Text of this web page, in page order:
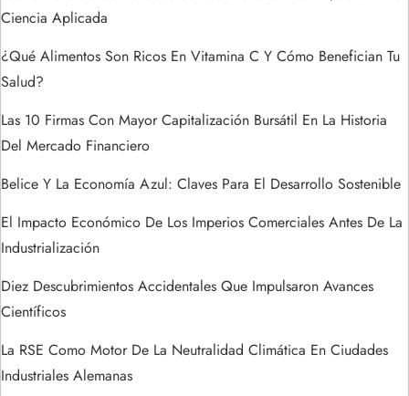
n
d
e
e
n
t
r
a
d
Ciencia Aplicada
¿Qué Alimentos Son Ricos En Vitamina C Y Cómo Benefician Tu
Salud?
Las 10 Firmas Con Mayor Capitalización Bursátil En La Historia
Del Mercado Financiero
Belice Y La Economía Azul: Claves Para El Desarrollo Sostenible
El Impacto Económico De Los Imperios Comerciales Antes De La
Industrialización
Diez Descubrimientos Accidentales Que Impulsaron Avances
Científicos
La RSE Como Motor De La Neutralidad Climática En Ciudades
Industriales Alemanas